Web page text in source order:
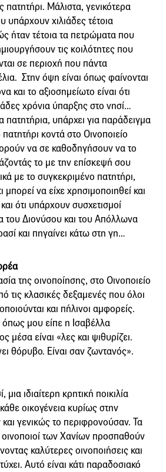
Μάλιστα, γενικότερα
υπάρχουν χιλιάδες τέτοια
ήταν τέτοια τα πετρώματα που
τις κοιλότητες που
σε περιοχή που πάντα
Στην όψη είναι όπως φαίνονται
και το αξιοσημείωτο είναι ότι
χρόνια ύπαρξης στο νησί…
υπάρχει για παράδειγμα
κοντά στο Οινοποιείο
να σε καθοδηγήσουν να το
το με την επίσκεψή σου
με το συγκεκριμένο πατητήρι,
μπορεί να είχε χρησιμοποιηθεί και
ότι υπάρχουν συσχετισμοί
του Διονύσου και του Απόλλωνα
και πηγαίνει κάτω στη γη…
της οινοποίησης, στο Οινοποιείο
τις κλασικές δεξαμενές που όλοι
και πήλινοι αμφορείς.
όπως μου είπε η Ισαβέλλα
μέσα είναι «λες και ψιθυρίζει.
θόρυβο. Είναι σαν ζωντανός».
ιδιαίτερη κρητική ποικιλία
οικογένεια κυρίως στην
γενικώς το περιφρονούσαν. Τα
οινοποιοί των Χανίων προσπαθούν
καλύτερες οινοποιήσεις και
Αυτό είναι κάτι παραδοσιακό